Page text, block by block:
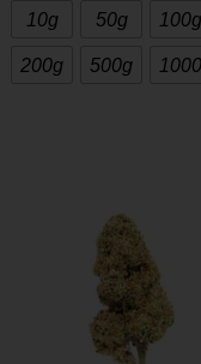
10g 50g 100g
200g 500g